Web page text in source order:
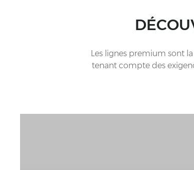
Les lignes premium sont
tenant compte des